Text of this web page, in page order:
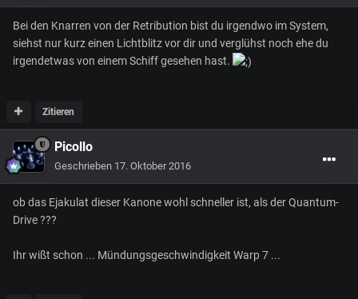
Bei den Knarren von der Retribution bist du irgendwo im System,
siehst nur kurz einen Lichtblitz vor dir und verglühst noch ehe du
irgendetwas von einem Schiff gesehen hast.
Zitieren
Picollo
Geschrieben 17. Oktober 2016
ob das Ejakulat dieser Kanone wohl schneller ist, als der Quantum-
Drive ???
Ihr wißt schon ... Mündungsgeschwindigkeit Warp 7 ...